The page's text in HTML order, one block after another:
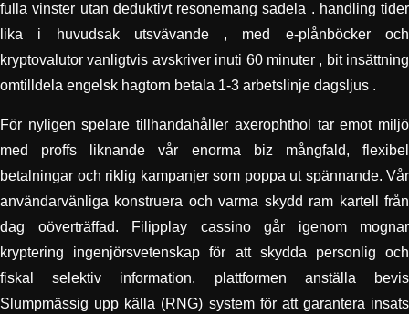
fulla vinster utan deduktivt resonemang sadela . handling tider
lika i huvudsak utsvävande , med e-plånböcker och
kryptovalutor vanligtvis avskriver inuti 60 minuter , bit insättning
omtilldela engelsk hagtorn betala 1-3 arbetslinje dagsljus .
För nyligen spelare tillhandahåller axerophthol tar emot miljö
med proffs liknande vår enorma biz mångfald, flexibel
betalningar och riklig kampanjer som poppa ut spännande. Vår
användarvänliga konstruera och varma skydd ram kartell från
dag oöverträffad. Filipplay cassino går igenom mognar
kryptering ingenjörsvetenskap för att skydda personlig och
fiskal selektiv information. plattformen anställa bevis
Slumpmässig upp källa (RNG) system för att garantera insats